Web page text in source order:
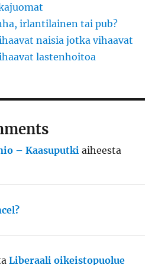
irlantilainen tai pub?
naisia jotka vihaavat
lastenhoitoa
– Kaasuputki aiheesta
Liberaali oikeistopuolue